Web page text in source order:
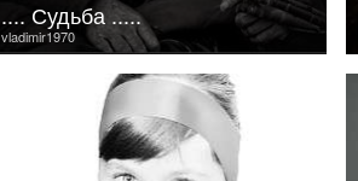
vladimir1970
.... Судьба .....